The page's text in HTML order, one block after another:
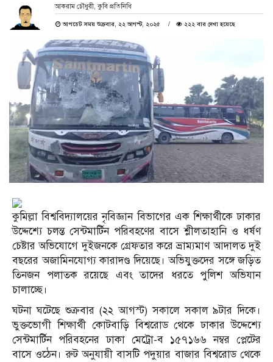
আকরাম চৌধুরী, কুবি প্রতিনিধি
আপডেট সময় শুক্রবার, ২২ আগস্ট, ২০২৫ ২২২ বার দেখা হয়েছে
কুমিল্লা বিশ্ববিদ্যালয়ের নৃবিজ্ঞান বিভাগের এক শিক্ষার্থীকে ঢাকার
উদ্দেশ্যে চলন্ত সেন্টমার্টিন পরিবহণের বাসে শ্লীলতাহানি ও ধর্ষণ
চেষ্টার অভিযোগে দুইজনকে গ্রেফতার করে ভ্রাম্যমাণ আদালত দুই
বছরের অজামিনযোগ্য কারাদণ্ড দিয়েছে। অভিযুক্তদের সঙ্গে জড়িত
তিনজন পলাতক রয়েছে এবং তাদের ধরতে পুলিশ অভিযান
চালাচ্ছে।
ঘটনা ঘটেছে শুক্রবার (২২ আগস্ট) সকালে সকাল ৯টার দিকে।
ভুক্তভোগী শিক্ষার্থী কোটবাড়ি বিশ্বরোড থেকে ঢাকার উদ্দেশ্যে
সেন্টমার্টিন পরিবহনের ঢাকা মেট্রো-ব ১৫৭১৬৬ নম্বর প্লেটের
বাসে ওঠেন। রুট অনুযায়ী বাসটি পদুয়ার বাজার বিশ্বরোড থেকে